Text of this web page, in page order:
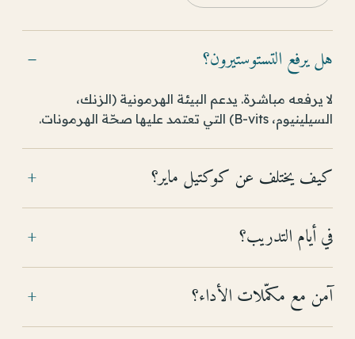
هل يرفع التستوستيرون؟ −
لا يرفعه مباشرة. يدعم البيئة الهرمونية (الزنك،
السيلينيوم، B-vits) التي تعتمد عليها صحّة الهرمونات.
كيف يختلف عن كوكتيل ماير؟
+
في أيام التدريب؟
+
آمن مع مكمّلات الأداء؟
+